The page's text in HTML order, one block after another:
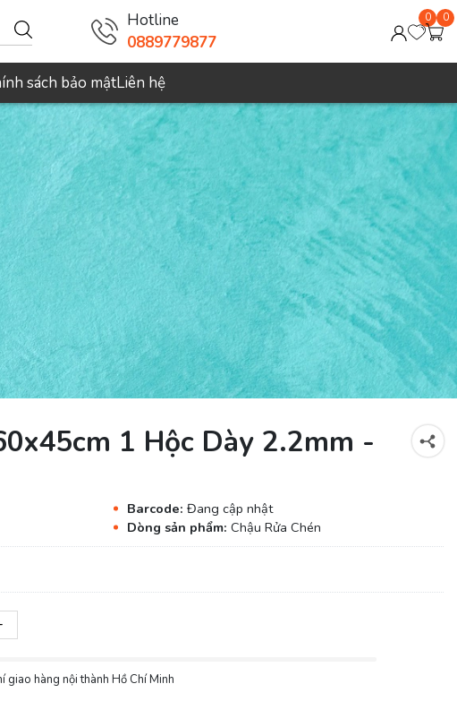
Hotline
0889779877
0 0
sách bảo mậtLiên hệ
1 Hộc Dày 2.2mm -
Barcode: Đang cập nhật
Dòng sản phẩm: Chậu Rửa Chén
giao hàng nội thành Hồ Chí Minh